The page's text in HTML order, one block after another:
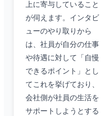
上に寄与していること
が伺えます。インタビ
ューのやり取りから
は、社員が自分の仕事
や待遇に対して「自慢
できるポイント」とし
てこれを挙げており、
会社側が社員の生活を
サポートしようとする